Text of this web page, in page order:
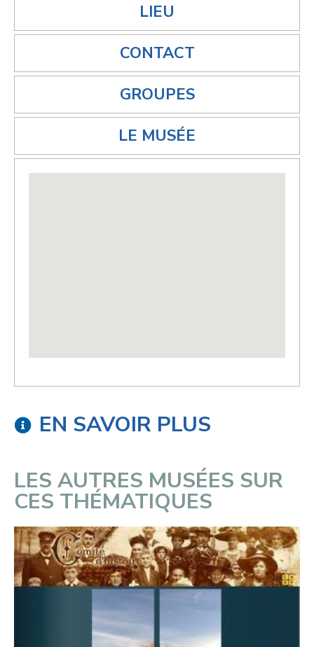
LIEU
CONTACT
GROUPES
LE MUSÉE
EN SAVOIR PLUS
LES AUTRES MUSÉES SUR
CES THÉMATIQUES